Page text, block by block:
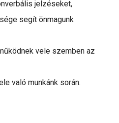
jelzéseket,
segít önmagunk
vele szemben az
való munkánk során.